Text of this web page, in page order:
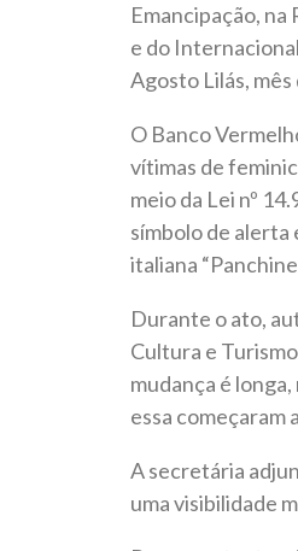
Emancipação, na
e do
Agosto Lilás,
O Banco
vítimas de
meio da Lei nº
símbolo de alerta
italiana
Durante o ato,
Cultura e
mudança é
essa começaram
A secretária
uma visibilidade